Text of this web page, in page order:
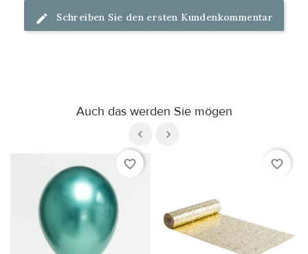
Schreiben Sie den ersten Kundenkommentar
Auch das werden Sie mögen
favorite_border favorite_border